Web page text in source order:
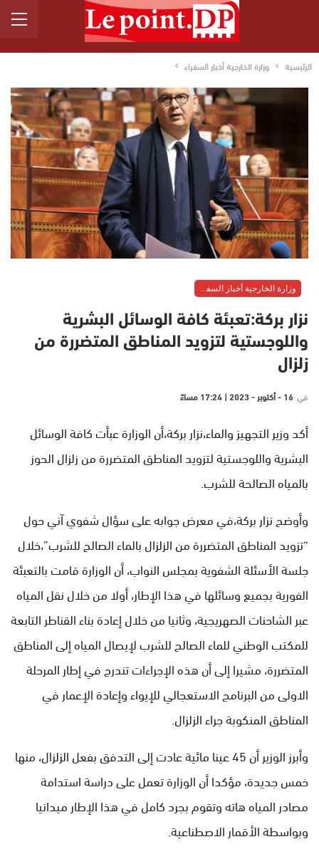
الرئيسية وزارة الخارجية أخبار السفراء
نزار بركة:تعبئة كافة الوسائل البشرية
واللوجستية لتزويد المناطق المتضررة من
زلزال
في 16 - أكتوبر - 2023 | 17:24 مساءً
أكد وزير التجهيز والماء،نزار بركة،أن الوزارة عبأت كافة الوسائل
البشرية واللوجستية لتزويد المناطق المتضررة من زلزال الحوز
بالمياه الصالحة للشرب.
وأوضح نزار بركة،في معرض جوابه على سؤال شفوي آني حول
“تزويد المناطق المتضررة من الزلزال بالماء الصالح للشرب”،خلال
جلسة الأسئلة الشفوية بمجلس النواب، أن الوزارة قامت بالتعبئة
الفورية بجميع وسائلها في هذا الإطار، أولا من خلال نقل المياه
عبر الشاحنات الصهريجية، وثانيا من خلال إعادة بناء القناطر التابعة
للمكتب الوطني للماء الصالح للشرب لإيصال المياه إلى المناطق
المتضررة، مشيرا إلى أن هذه الإجراءات تندرج في إطار المرحلة
الاولى من البرنامج الاستعجالي للإيواء وإعادة الإعمار في
المناطق المنكوبة جراء الزلزال.
وأبرز الوزير أن 45 عينا مائية عادت إلى التدفق بفعل الزلزال، منها
خمس جديدة، مؤكدا أن الوزارة تعمل على دراسة استدامة
مصادر المياه هاته وتقوم بجرد كامل في هذا الإطار ميدانيا
وبواسطة الأقمار الاصطناعية.